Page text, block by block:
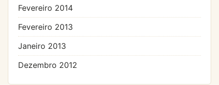
Fevereiro 2014
Fevereiro 2013
Janeiro 2013
Dezembro 2012